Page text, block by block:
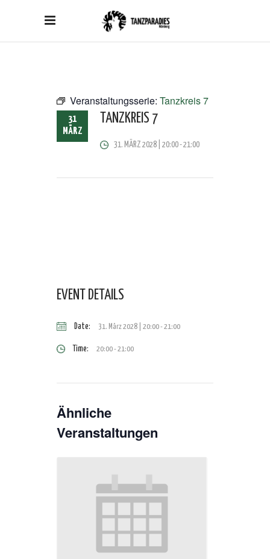
Veranstaltungsserie: Tanzkreis 7
31
MÄRZ
TANZKREIS 7
31. MÄRZ 2028 | 20:00-21:00
EVENT DETAILS
Date: 31. März 2028 | 20:00-21:00
Time: 20:00 - 21:00
Ähnliche
Veranstaltungen